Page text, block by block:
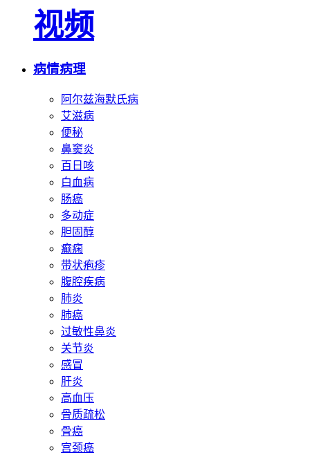
视频
病情病理
阿尔兹海默氏病
艾滋病
便秘
鼻窦炎
百日咳
白血病
肠癌
多动症
胆固醇
癫痫
带状疱疹
腹腔疾病
肺炎
肺癌
过敏性鼻炎
关节炎
感冒
肝炎
高血压
骨质疏松
骨癌
宫颈癌